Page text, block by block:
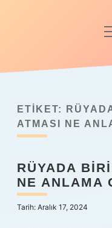
Anasayfa
Yasal Uyarı
ETIKET:
ATMASI NE
RÜYADA
NE ANLAMA
Tarih: Aralık 17, 2024